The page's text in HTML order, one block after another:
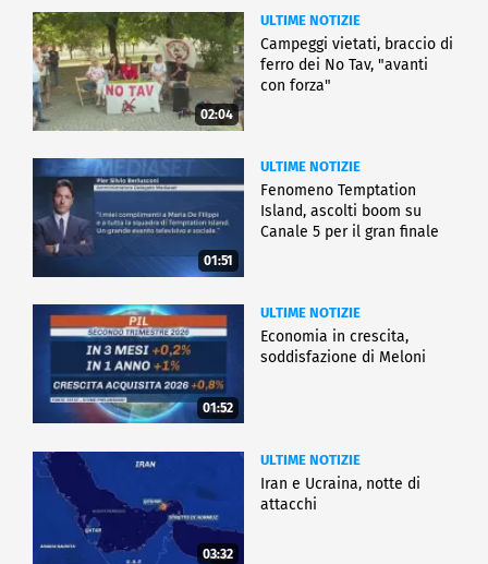
02:04
ULTIME NOTIZIE
Campeggi vietati, braccio di
ferro dei No Tav, "avanti
con forza"
01:51
ULTIME NOTIZIE
Fenomeno Temptation
Island, ascolti boom su
Canale 5 per il gran finale
01:52
ULTIME NOTIZIE
Economia in crescita,
soddisfazione di Meloni
03:32
ULTIME NOTIZIE
Iran e Ucraina, notte di
attacchi